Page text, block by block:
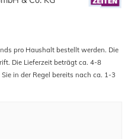
pro Haushalt bestellt werden. Die
Die Lieferzeit beträgt ca. 4-8
in der Regel bereits nach ca. 1-3